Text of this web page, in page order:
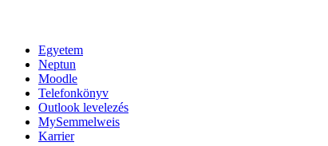
Egyetem
Neptun
Moodle
Telefonkönyv
Outlook levelezés
MySemmelweis
Karrier